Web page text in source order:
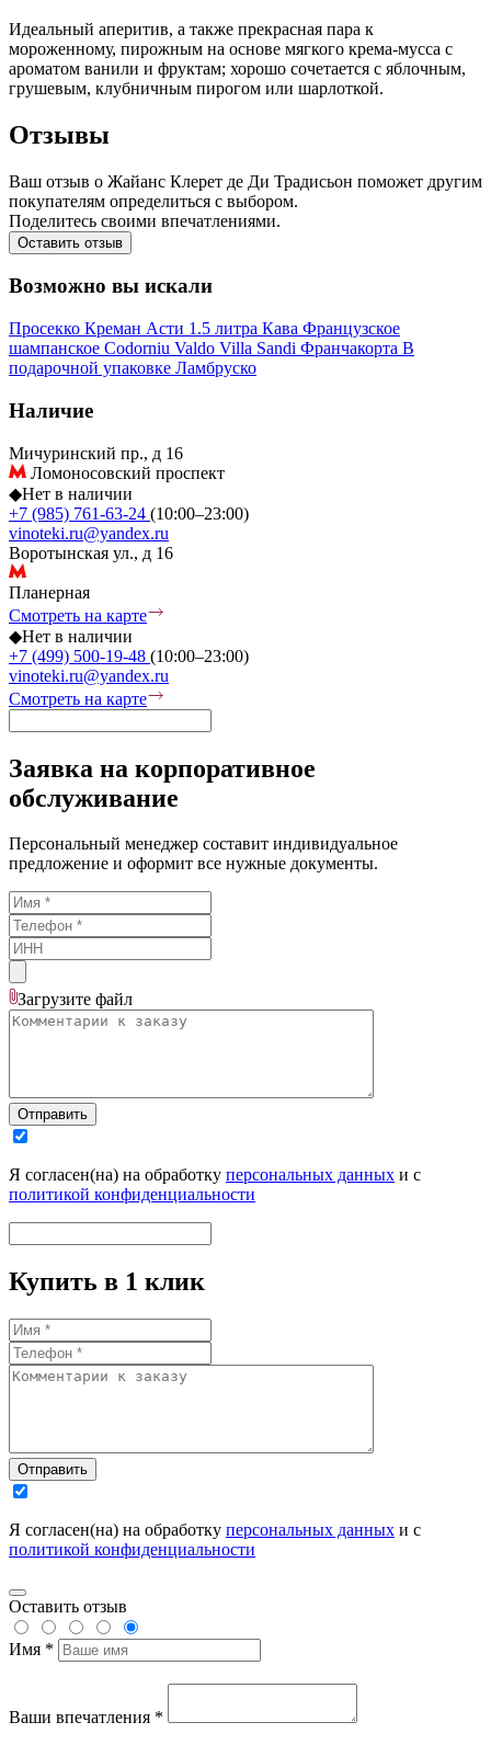
Идеальный аперитив, а также прекрасная пара к
мороженному, пирожным на основе мягкого крема-мусса с
ароматом ванили и фруктам; хорошо сочетается с яблочным,
грушевым, клубничным пирогом или шарлоткой.
Отзывы
Ваш отзыв о Жайанс Клерет де Ди Традисьон поможет другим
покупателям определиться с выбором.
Поделитесь своими впечатлениями.
Оставить отзыв
Возможно вы искали
Просекко Креман Асти 1.5 литра Кава Французское
шампанское Codorniu Valdo Villa Sandi Франчакорта В
подарочной упаковке Ламбруско
Наличие
Мичуринский пр., д 16
Ломоносовский проспект
◆Нет в наличии
+7 (985) 761-63-24 (10:00–23:00)
vinoteki.ru@yandex.ru
Воротынская ул., д 16
Планерная
Смотреть на карте
◆Нет в наличии
+7 (499) 500-19-48 (10:00–23:00)
vinoteki.ru@yandex.ru
Смотреть на карте
Заявка на корпоративное
обслуживание
Персональный менеджер составит индивидуальное
предложение и оформит все нужные документы.
Загрузите файл
Отправить
Я согласен(на) на обработку персональных данных и с
политикой конфиденциальности
Купить в 1 клик
Отправить
Я согласен(на) на обработку персональных данных и с
политикой конфиденциальности
Оставить отзыв
Имя *
Ваши впечатления *